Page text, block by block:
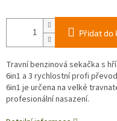
Přidat do
Travní benzinová sekačka s
6in1 a 3 rychlostní profi
6in1 je určena na velké
profesionální nasazení.